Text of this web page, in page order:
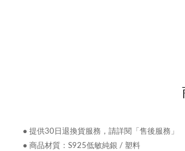
● 提供30日退換貨服務，請詳閱「售後服務」
● 商品材質： S925低敏純銀 / 塑料